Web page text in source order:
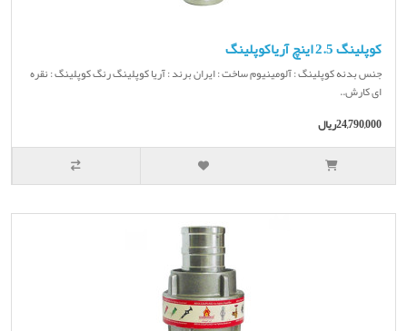
کوپلینگ 2.5 اینچ آریاکوپلینگ
جنس بدنه کوپلینگ : آلومینیوم ساخت : ایران برند : آریا کوپلینگ رنگ کوپلینگ : نقره
ای کارش..
24,790,000ریال